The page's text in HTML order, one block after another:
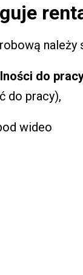
należy
do
do pracy),
wideo